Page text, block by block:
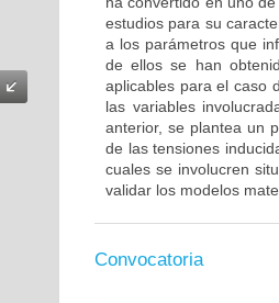
estudios para su
a los parámetros que
de ellos se han
aplicables para el caso
las variables
anterior, se plantea un
de las tensiones
cuales se involucren
validar los modelos
Convocatoria